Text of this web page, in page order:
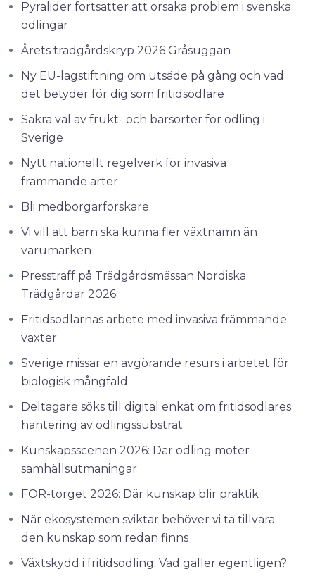
Pyralider fortsätter att orsaka problem i svenska
odlingar
Årets trädgårdskryp 2026 Gråsuggan
Ny EU-lagstiftning om utsäde på gång och vad
det betyder för dig som fritidsodlare
Säkra val av frukt- och bärsorter för odling i
Sverige
Nytt nationellt regelverk för invasiva
främmande arter
Bli medborgarforskare
Vi vill att barn ska kunna fler växtnamn än
varumärken
Pressträff på Trädgårdsmässan Nordiska
Trädgårdar 2026
Fritidsodlarnas arbete med invasiva främmande
växter
Sverige missar en avgörande resurs i arbetet för
biologisk mångfald
Deltagare söks till digital enkät om fritidsodlares
hantering av odlingssubstrat
Kunskapsscenen 2026: Där odling möter
samhällsutmaningar
FOR-torget 2026: Där kunskap blir praktik
När ekosystemen sviktar behöver vi ta tillvara
den kunskap som redan finns
Växtskydd i fritidsodling. Vad gäller egentligen?